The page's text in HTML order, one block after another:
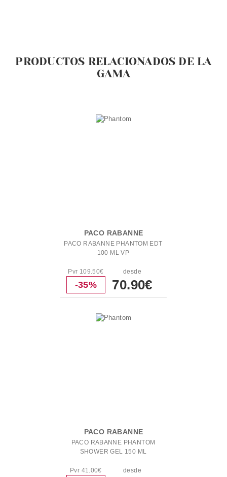
PRODUCTOS RELACIONADOS DE LA
GAMA
PACO RABANNE
PACO RABANNE PHANTOM EDT
100 ML VP
Pvr 109.50€
-35%
desde
70.90€
PACO RABANNE
PACO RABANNE PHANTOM
SHOWER GEL 150 ML
Pvr 41.00€ desde